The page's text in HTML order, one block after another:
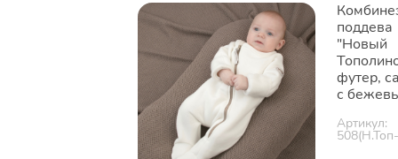
поддева
"Новый
футер,
с
Артикул: